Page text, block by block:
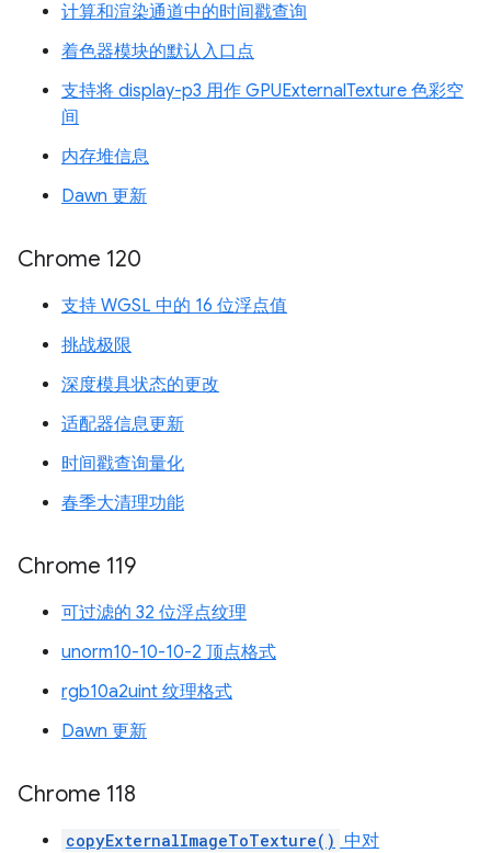
计算和渲染通道中的时间戳查询
着色器模块的默认入口点
支持将 display-p3 用作 GPUExternalTexture 色彩空
间
内存堆信息
Dawn 更新
Chrome 120
支持 WGSL 中的 16 位浮点值
挑战极限
深度模具状态的更改
适配器信息更新
时间戳查询量化
春季大清理功能
Chrome 119
可过滤的 32 位浮点纹理
unorm10-10-10-2 顶点格式
rgb10a2uint 纹理格式
Dawn 更新
Chrome 118
copyExternalImageToTexture() 中对